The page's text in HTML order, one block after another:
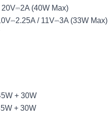
(40W Max)
/ 11V⎓3A (33W Max)
+ 30W
+ 30W